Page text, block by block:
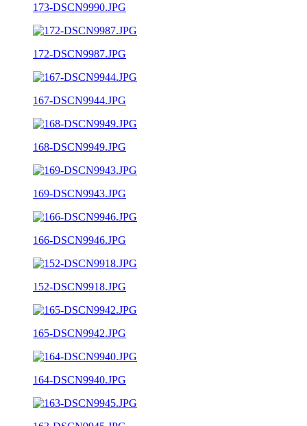
173-DSCN9990.JPG
172-DSCN9987.JPG
167-DSCN9944.JPG
168-DSCN9949.JPG
169-DSCN9943.JPG
166-DSCN9946.JPG
152-DSCN9918.JPG
165-DSCN9942.JPG
164-DSCN9940.JPG